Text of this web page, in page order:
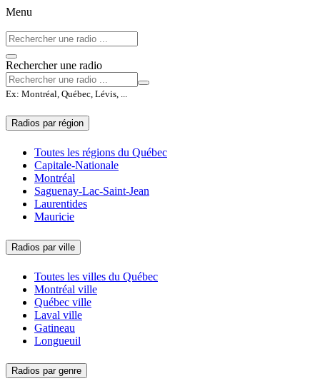
Menu
Rechercher une radio
Ex: Montréal, Québec, Lévis, ...
Radios par région
Toutes les régions du Québec
Capitale-Nationale
Montréal
Saguenay-Lac-Saint-Jean
Laurentides
Mauricie
Radios par ville
Toutes les villes du Québec
Montréal ville
Québec ville
Laval ville
Gatineau
Longueuil
Radios par genre